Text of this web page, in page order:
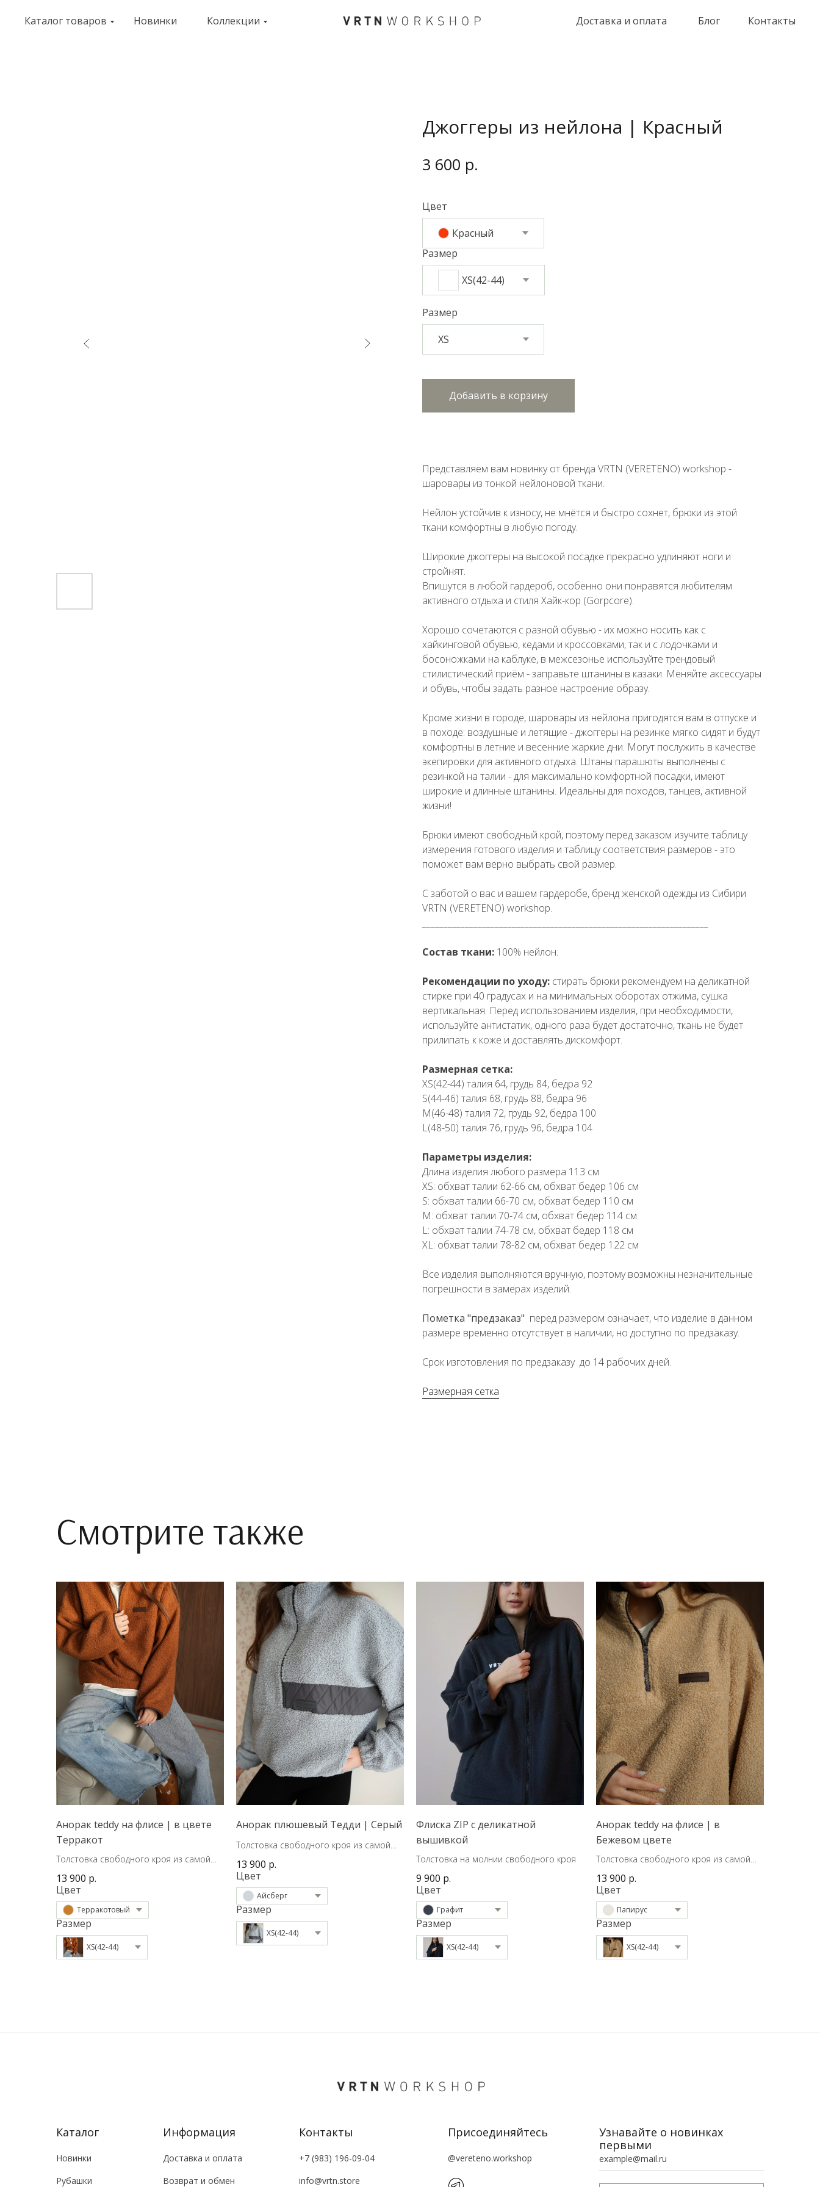
Каталог товаров Новинки Коллекции Доставка и оплата Блог Контакты
Джоггеры из нейлона | Красный
3 600 р.
Цвет
Красный
Размер
XS(42-44)
Размер
Добавить в корзину
Представляем вам новинку от бренда VRTN (VERETENO) workshop -
шаровары из тонкой нейлоновой ткани.
Нейлон устойчив к износу, не мнётся и быстро сохнет, брюки из этой
ткани комфортны в любую погоду.
Широкие джоггеры на высокой посадке прекрасно удлиняют ноги и
стройнят.
Впишутся в любой гардероб, особенно они понравятся любителям
активного отдыха и стиля Хайк-кор (Gorpcore).
Хорошо сочетаются с разной обувью - их можно носить как с
хайкинговой обувью, кедами и кроссовками, так и с лодочками и
босоножками на каблуке, в межсезонье используйте трендовый
стилистический приём - заправьте штанины в казаки. Меняйте аксессуары
и обувь, чтобы задать разное настроение образу.
Кроме жизни в городе, шаровары из нейлона пригодятся вам в отпуске и
в походе: воздушные и летящие - джоггеры на резинке мягко сидят и будут
комфортны в летние и весенние жаркие дни. Могут послужить в качестве
экепировки для активного отдыха. Штаны парашюты выполнены с
резинкой на талии - для максимально комфортной посадки, имеют
широкие и длинные штанины. Идеальны для походов, танцев, активной
жизни!
Брюки имеют свободный крой, поэтому перед заказом изучите таблицу
измерения готового изделия и таблицу соответствия размеров - это
поможет вам верно выбрать свой размер.
С заботой о вас и вашем гардеробе, бренд женской одежды из Сибири
VRTN (VERETENO) workshop.
Состав ткани: 100% нейлон.
Рекомендации по уходу: cтирать брюки рекомендуем на деликатной
стирке при 40 градусах и на минимальных оборотах отжима, сушка
вертикальная. Перед использованием изделия, при необходимости,
используйте антистатик, одного раза будет достаточно, ткань не будет
прилипать к коже и доставлять дискомфорт.
Размерная сетка:
XS(42-44) талия 64, грудь 84, бедра 92
S(44-46) талия 68, грудь 88, бедра 96
M(46-48) талия 72, грудь 92, бедра 100
L(48-50) талия 76, грудь 96, бедра 104
Параметры изделия:
Длина изделия любого размера 113 см
XS: обхват талии 62-66 см, обхват бедер 106 см
S: обхват талии 66-70 см, обхват бедер 110 см
М: обхват талии 70-74 см, обхват бедер 114 см
L: обхват талии 74-78 см, обхват бедер 118 см
XL: обхват талии 78-82 см, обхват бедер 122 см
Все изделия выполняются вручную, поэтому возможны незначительные
погрешности в замерах изделий.
Пометка "предзаказ" перед размером означает, что изделие в данном
размере временно отсутствует в наличии, но доступно по предзаказу.
Срок изготовления по предзаказу до 14 рабочих дней.
Размерная сетка
Смотрите также
Анорак teddy на флисе | в цвете
Терракот
Толстовка свободного кроя из самой
13 900 р.
Цвет
Терракотовый
Размер
XS(42-44)
Анорак плюшевый Тедди | Серый
Толстовка свободного кроя из самой
13 900 р.
Цвет
Айсберг
Размер
XS(42-44)
Флиска ZIP с деликатной
вышивкой
Толстовка на молнии свободного кроя
9 900 р.
Цвет
Графит
Размер
XS(42-44)
Анорак teddy на флисе | в
Бежевом цвете
Толстовка свободного кроя из самой
13 900 р.
Цвет
Папирус
Размер
XS(42-44)
Новинки
Каталог
Рубашки
Доставка и оплата
Информация
Возврат и обмен
+7 (983) 196-09-04
Контакты
info@vrtn.store
@vereteno.workshop
Присоединяйтесь
Узнавайте о новинках
первыми